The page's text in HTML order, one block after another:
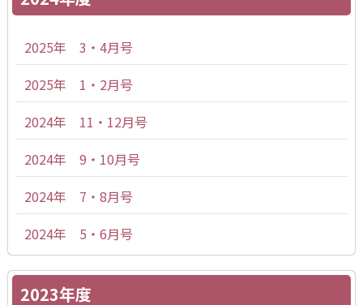
2025年 3・4月号
2025年 1・2月号
2024年 11・12月号
2024年 9・10月号
2024年 7・8月号
2024年 5・6月号
2023年度